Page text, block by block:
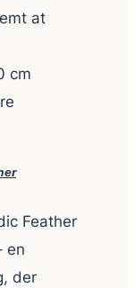
at
cm
Feather
en
der